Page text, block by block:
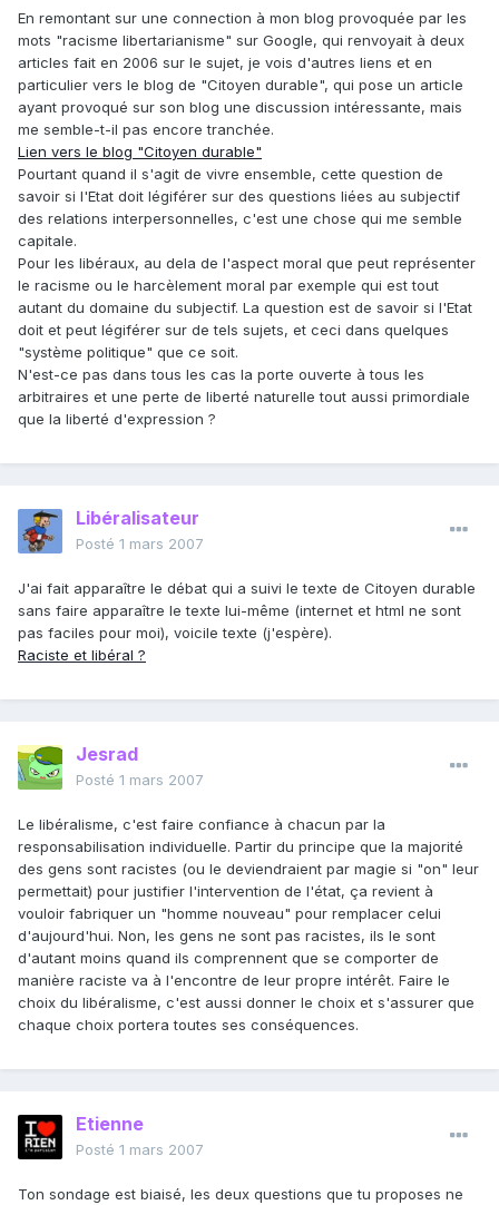
En remontant sur une connection à mon blog provoquée par les
mots "racisme libertarianisme" sur Google, qui renvoyait à deux
articles fait en 2006 sur le sujet, je vois d'autres liens et en
particulier vers le blog de "Citoyen durable", qui pose un article
ayant provoqué sur son blog une discussion intéressante, mais
me semble-t-il pas encore tranchée.
Lien vers le blog "Citoyen durable"
Pourtant quand il s'agit de vivre ensemble, cette question de
savoir si l'Etat doit légiférer sur des questions liées au subjectif
des relations interpersonnelles, c'est une chose qui me semble
capitale.
Pour les libéraux, au dela de l'aspect moral que peut représenter
le racisme ou le harcèlement moral par exemple qui est tout
autant du domaine du subjectif. La question est de savoir si l'Etat
doit et peut légiférer sur de tels sujets, et ceci dans quelques
"système politique" que ce soit.
N'est-ce pas dans tous les cas la porte ouverte à tous les
arbitraires et une perte de liberté naturelle tout aussi primordiale
que la liberté d'expression ?
Libéralisateur
Posté 1 mars 2007
J'ai fait apparaître le débat qui a suivi le texte de Citoyen durable
sans faire apparaître le texte lui-même (internet et html ne sont
pas faciles pour moi), voicile texte (j'espère).
Raciste et libéral ?
Jesrad
Posté 1 mars 2007
Le libéralisme, c'est faire confiance à chacun par la
responsabilisation individuelle. Partir du principe que la majorité
des gens sont racistes (ou le deviendraient par magie si "on" leur
permettait) pour justifier l'intervention de l'état, ça revient à
vouloir fabriquer un "homme nouveau" pour remplacer celui
d'aujourd'hui. Non, les gens ne sont pas racistes, ils le sont
d'autant moins quand ils comprennent que se comporter de
manière raciste va à l'encontre de leur propre intérêt. Faire le
choix du libéralisme, c'est aussi donner le choix et s'assurer que
chaque choix portera toutes ses conséquences.
Etienne
Posté 1 mars 2007
Ton sondage est biaisé, les deux questions que tu proposes ne